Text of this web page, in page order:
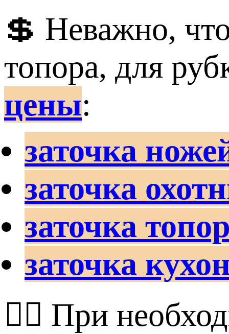
💲 Неважно,
топора, для
цены:
заточка
заточка
заточка
заточка
🏃‍♂️ При